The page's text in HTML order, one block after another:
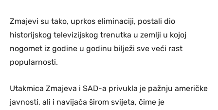
Zmajevi su tako, uprkos eliminaciji, postali dio
historijskog televizijskog trenutka u zemlji u kojoj
nogomet iz godine u godinu bilježi sve veći rast
popularnosti.
Utakmica Zmajeva i SAD-a privukla je pažnju američke
javnosti, ali i navijača širom svijeta, čime je